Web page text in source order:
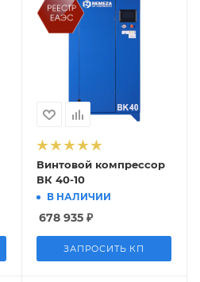
Винтовой компрессор
ВК 40-10
В НАЛИЧИИ
678 935 ₽
ЗАПРОСИТЬ КП